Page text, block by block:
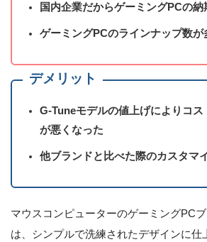
国内企業だからゲーミングPCの納
ゲーミングPCのラインナップ数が
デメリット
G-Tuneモデルの値上げによりコス
が悪くなった
他ブランドと比べた際のカスタマ
マウスコンピューターのゲーミングPC
は、シンプルで洗練されたデザインに仕